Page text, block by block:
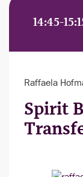
14:45-
Raffaela
Spirit